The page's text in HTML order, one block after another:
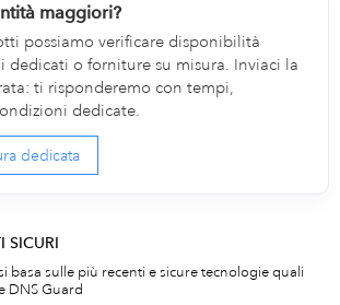
maggiori?
possiamo verificare disponibilità
dedicati o forniture su misura. Inviaci la
ti risponderemo con tempi,
dedicate.
dedicata
SICURI
basa sulle più recenti e sicure tecnologie quali
DNS Guard